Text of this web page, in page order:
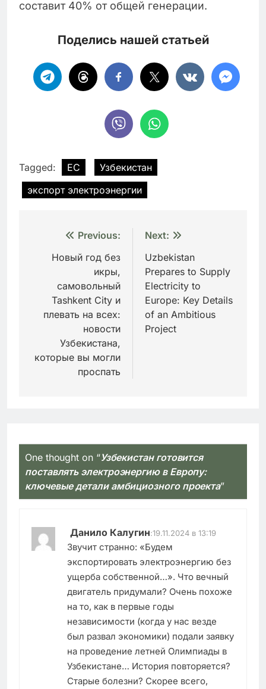
составит 40% от общей генерации.
Поделись нашей статьей
Tagged: ЕС
Узбекистан
экспорт электроэнергии
Навигация
записям
Previous:
Новый год без
икры,
самовольный
Tashkent City и
плевать на всех:
новости
Узбекистана,
которые вы могли
проспать
Next:
Uzbekistan
Prepares to Supply
Electricity to
Europe: Key Details
of an Ambitious
Project
One thought on “Узбекистан готовится
поставлять электроэнергию в Европу:
ключевые детали амбициозного проекта”
Данило Калугин:19.11.2024 в 13:19
Звучит странно: «Будем
экспортировать электроэнергию без
ущерба собственной…». Что вечный
двигатель придумали? Очень похоже
на то, как в первые годы
независимости (когда у нас везде
был развал экономики) подали заявку
на проведение летней Олимпиады в
Узбекистане… История повторяется?
Старые болезни? Скорее всего,